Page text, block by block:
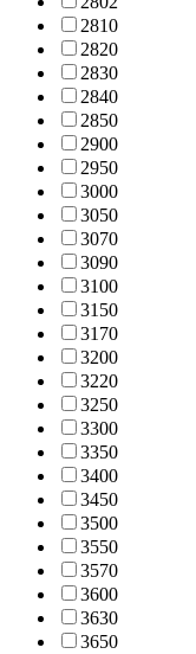
2810
2820
2830
2840
2850
2900
2950
3000
3050
3070
3090
3100
3150
3170
3200
3220
3250
3300
3350
3400
3450
3500
3550
3570
3600
3630
3650